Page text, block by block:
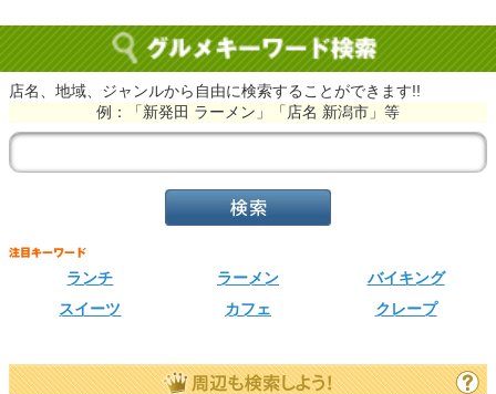
店名、地域、ジャンルから自由に検索することができます!!
例：「新発田 ラーメン」「店名 新潟市」等
ランチ ラーメン
バイキング
スイーツ
カフェ クレープ